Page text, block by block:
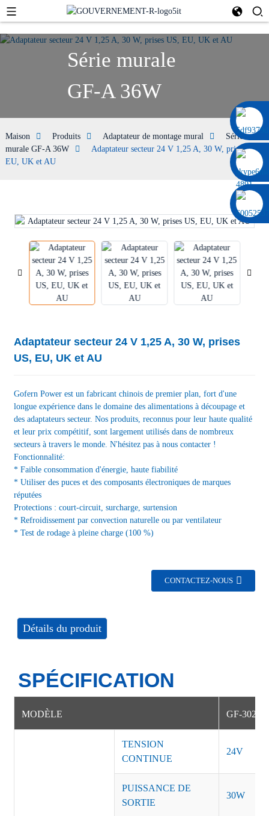
0086 13322920697
Série murale
GF-A 36W
Maison Produits Adaptateur de montage mural
Série
murale GF-A 36W
Adaptateur secteur 24 V 1,25 A, 30 W, prises US,
EU, UK et AU
Adaptateur secteur 24 V 1,25 A, 30 W, prises
US, EU, UK et AU
Gofern Power est un fabricant chinois de premier plan, fort d'une
longue expérience dans le domaine des alimentations à découpage et
des adaptateurs secteur. Nos produits, reconnus pour leur haute qualité
et leur prix compétitif, sont largement utilisés dans de nombreux
secteurs à travers le monde. N'hésitez pas à nous contacter !
Fonctionnalité:
* Faible consommation d'énergie, haute fiabilité
* Utiliser des puces et des composants électroniques de marques
réputées
Protections : court-circuit, surcharge, surtension
* Refroidissement par convection naturelle ou par ventilateur
* Test de rodage à pleine charge (100 %)
CONTACTEZ-NOUS
Détails du produit
SPÉCIFICATION
MODÈLE GF-
TENSION
CONTINUE
24V
PUISSANCE DE
SORTIE
30W